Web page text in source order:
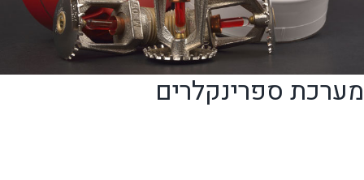
מערכת ספרינקלרים